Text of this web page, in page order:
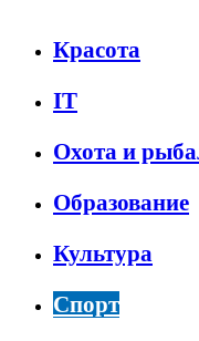
Красота
IT
Охота и
Образование
Культура
Спорт